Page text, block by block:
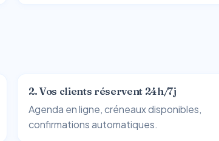
2. Vos clients réservent 24h/7j
Agenda en ligne, créneaux disponibles,
confirmations automatiques.